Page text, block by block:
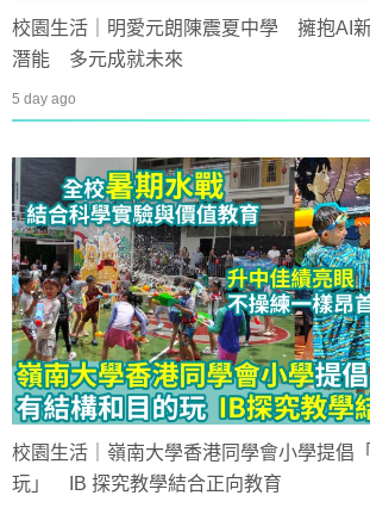
校園生活｜明愛元朗陳震夏中學 擁抱AI
潛能 多元成就未來
5 day ago
校園生活｜嶺南大學香港同學會小學提倡
玩」 IB 探究教學結合正向教育